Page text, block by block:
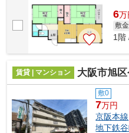
6万
敷金
1階
賃貸 | マンション 大阪市旭区
敷0
7万円
京阪本線
地下鉄